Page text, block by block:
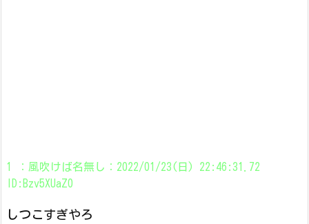
1 ：風吹けば名無し：2022/01/23(日) 22:46:31.72
ID:Bzv5XUaZ0
しつこすぎやろ